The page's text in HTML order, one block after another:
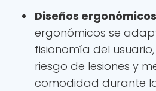
Diseños
ergonómicos se
fisionomía del
riesgo de lesiones y
comodidad durante